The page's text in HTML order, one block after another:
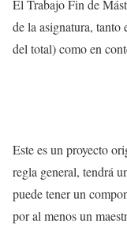
El Trabajo Fin de
de la asignatura,
del total) como en
Este es un proyecto
regla general, tendrá
puede tener un
por al menos un